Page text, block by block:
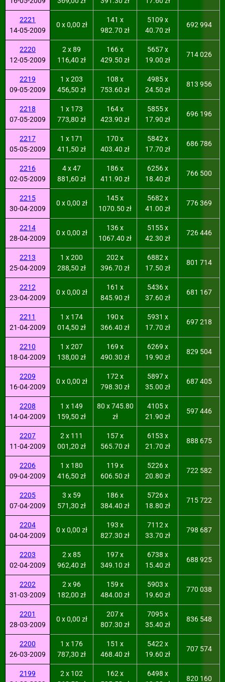
2221
14-05-2009
0 x 0,00 zł
141 x
982.70 zł
5109 x
40.70 zł
692 994
2220
12-05-2009
2 x 89
116,40 zł
166 x
429.50 zł
5657 x
19.00 zł
714 026
2219
09-05-2009
1 x 203
456,50 zł
108 x
753.60 zł
4985 x
24.50 zł
813 956
2218
07-05-2009
1 x 173
773,80 zł
164 x
423.90 zł
5855 x
17.90 zł
696 196
2217
05-05-2009
1 x 171
411,50 zł
170 x
403.40 zł
5842 x
17.70 zł
686 786
2216
02-05-2009
4 x 47
881,60 zł
186 x
411.90 zł
6256 x
18.40 zł
766 500
2215
30-04-2009
0 x 0,00 zł
145 x
1070.50 zł
5682 x
41.00 zł
776 369
2214
28-04-2009
0 x 0,00 zł
136 x
1067.40 zł
5155 x
42.30 zł
726 446
2213
25-04-2009
1 x 200
288,50 zł
202 x
396.70 zł
6882 x
17.50 zł
801 714
2212
23-04-2009
0 x 0,00 zł
161 x
845.90 zł
5436 x
37.60 zł
681 167
2211
21-04-2009
1 x 174
014,50 zł
190 x
366.40 zł
5931 x
17.70 zł
697 218
2210
18-04-2009
1 x 207
138,00 zł
169 x
490.30 zł
6269 x
19.90 zł
829 504
2209
16-04-2009
0 x 0,00 zł
172 x
798.30 zł
5897 x
35.00 zł
687 405
2208
14-04-2009
1 x 149
159,50 zł
80 x 745.80
zł
4105 x
21.90 zł
597 446
2207
11-04-2009
2 x 111
001,20 zł
157 x
565.70 zł
6153 x
21.70 zł
888 675
2206
09-04-2009
1 x 180
416,50 zł
119 x
606.50 zł
5226 x
20.80 zł
722 582
2205
07-04-2009
3 x 59
571,30 zł
186 x
384.40 zł
5726 x
18.80 zł
715 722
2204
04-04-2009
0 x 0,00 zł
193 x
827.30 zł
7112 x
33.70 zł
798 687
2203
02-04-2009
2 x 85
962,40 zł
197 x
349.10 zł
6738 x
15.40 zł
688 925
2202
31-03-2009
2 x 96
182,00 zł
159 x
484.00 zł
5903 x
19.60 zł
770 038
2201
28-03-2009
0 x 0,00 zł
207 x
807.30 zł
7095 x
35.40 zł
836 548
2200
26-03-2009
1 x 176
787,30 zł
151 x
468.40 zł
5422 x
19.60 zł
707 574
2199
2 x 102
162 x
6498 x
820 160